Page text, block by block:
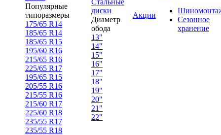
Популярные
типоразмеры
175/65 R14
185/65 R14
185/65 R15
195/60 R16
215/65 R16
225/65 R17
195/65 R15
205/55 R16
215/55 R16
215/60 R17
225/60 R18
235/55 R17
235/55 R18
Стальные
диски
Диаметр
обода
13"
14"
15"
16"
17"
18"
19"
20"
21"
22"
Акции
Сезонное
хранение